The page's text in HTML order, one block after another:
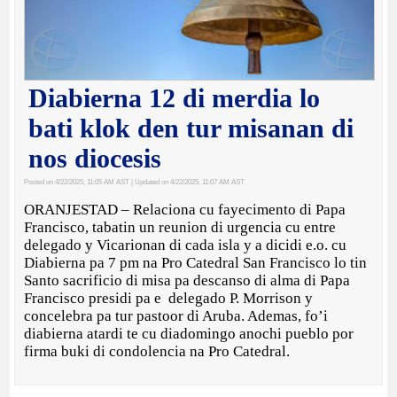
Diabierna 12 di merdia lo
bati klok den tur misanan di
nos diocesis
Posted on 4/22/2025, 11:05 AM AST | Updated on 4/22/2025, 11:07 AM AST
ORANJESTAD – Relaciona cu fayecimento di Papa
Francisco, tabatin un reunion di urgencia cu entre
delegado y Vicarionan di cada isla y a dicidi e.o. cu
Diabierna pa 7 pm na Pro Catedral San Francisco lo tin
Santo sacrificio di misa pa descanso di alma di Papa
Francisco presidi pa e delegado P. Morrison y
concelebra pa tur pastoor di Aruba. Ademas, fo’i
diabierna atardi te cu diadomingo anochi pueblo por
firma buki di condolencia na Pro Catedral.